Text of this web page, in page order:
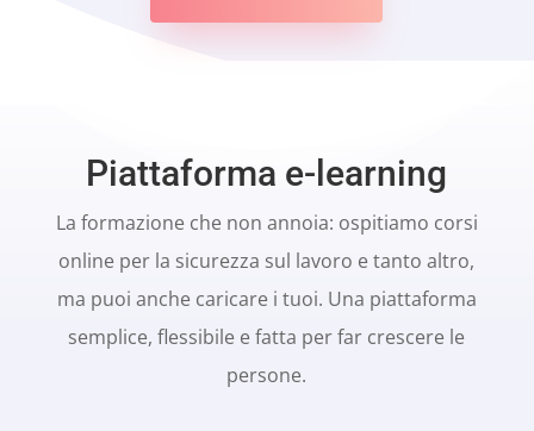
Piattaforma e-learning
La formazione che non annoia: ospitiamo corsi
online per la sicurezza sul lavoro e tanto altro,
ma puoi anche caricare i tuoi. Una piattaforma
semplice, flessibile e fatta per far crescere le
persone.